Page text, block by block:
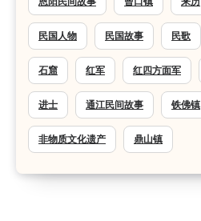
民国人物 民国故事 民歌
石窟 红军 红四方面军
进士 通江民间故事 铁佛镇
非物质文化遗产 鼎山镇